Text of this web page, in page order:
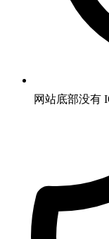
网站底部没有